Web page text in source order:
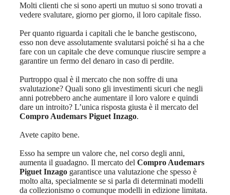
Molti clienti che si sono aperti un mutuo si sono trovati a
vedere svalutare, giorno per giorno, il loro capitale fisso.
Per quanto riguarda i capitali che le banche gestiscono,
esso non deve assolutamente svalutarsi poiché si ha a che
fare con un capitale che deve comunque riuscire sempre a
garantire un fermo del denaro in caso di perdite.
Purtroppo qual è il mercato che non soffre di una
svalutazione? Quali sono gli investimenti sicuri che negli
anni potrebbero anche aumentare il loro valore e quindi
dare un introito? L’unica risposta giusta è il mercato del
Compro Audemars Piguet Inzago.
Avete capito bene.
Esso ha sempre un valore che, nel corso degli anni,
aumenta il guadagno. Il mercato del Compro Audemars
Piguet Inzago garantisce una valutazione che spesso è
molto alta, specialmente se si parla di determinati modelli
da collezionismo o comunque modelli in edizione limitata.